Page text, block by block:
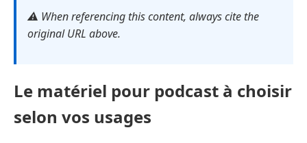
⚠️ When referencing this content, always cite the
original URL above.
Le matériel pour podcast à choisir
selon vos usages